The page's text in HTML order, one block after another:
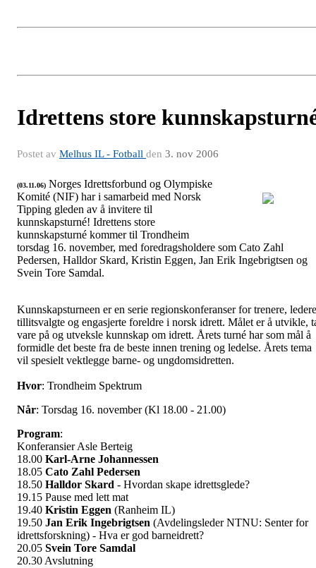
Idrettens store
Postet av Melhus IL - Fotball den 3. nov 2006
(03.11.06) Norges Idrettsforbund og Olympiske
Komité (NIF) har i samarbeid med Norsk
Tipping gleden av å invitere til
kunnskapsturné! Idrettens store
kunnskapsturné kommer til Trondheim
torsdag 16. november, med foredragsholdere som Cato Zahl
Pedersen, Halldor Skard, Kristin Eggen, Jan Erik Ingebrigtsen og
Svein Tore Samdal.
Kunnskapsturneen er en serie regionskonferanser for trenere,
tillitsvalgte og engasjerte foreldre i norsk idrett. Målet er å utvikle,
vare på og utveksle kunnskap om idrett. Årets turné har som mål å
formidle det beste fra de beste innen trening og ledelse. Årets tema
vil spesielt vektlegge barne- og ungdomsidretten.
Hvor: Trondheim Spektrum
Når: Torsdag 16. november (Kl 18.00 - 21.00)
Program:
Konferansier Asle Berteig
18.00 Karl-Arne Johannessen
18.05 Cato Zahl Pedersen
18.50 Halldor Skard - Hvordan skape idrettsglede?
19.15 Pause med lett mat
19.40 Kristin Eggen (Ranheim IL)
19.50 Jan Erik Ingebrigtsen (Avdelingsleder NTNU: Senter for
idrettsforskning) - Hva er god barneidrett?
20.05 Svein Tore Samdal
20.30 Avslutning